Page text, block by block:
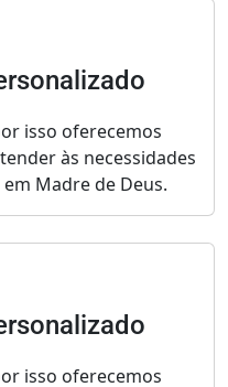
isso oferecemos
às necessidades
Madre de Deus.
isso oferecemos